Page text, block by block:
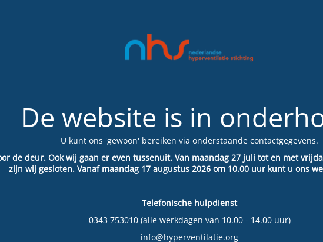
De website is in
U kunt ons 'gewoon' bereiken via onderstaande contactgegevens.
de deur. Ook wij gaan er even tussenuit. Van maandag 27 juli tot en met
zijn wij gesloten. Vanaf maandag 17 augustus 2026 om 10.00 uur kunt u ons
Telefonische hulpdienst
0343 753010 (alle werkdagen van 10.00 - 14.00 uur)
info@hyperventilatie.org